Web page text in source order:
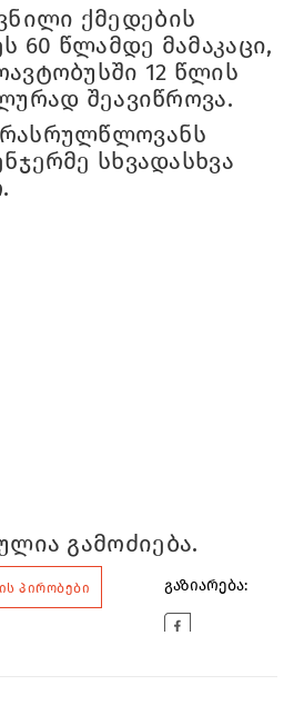
ქმედების
60 წლამდე მამაკაცი,
12 წლის
შეავიწროვა.
სხვადასხვა
გამოძიება.
პირობები გაზიარება: